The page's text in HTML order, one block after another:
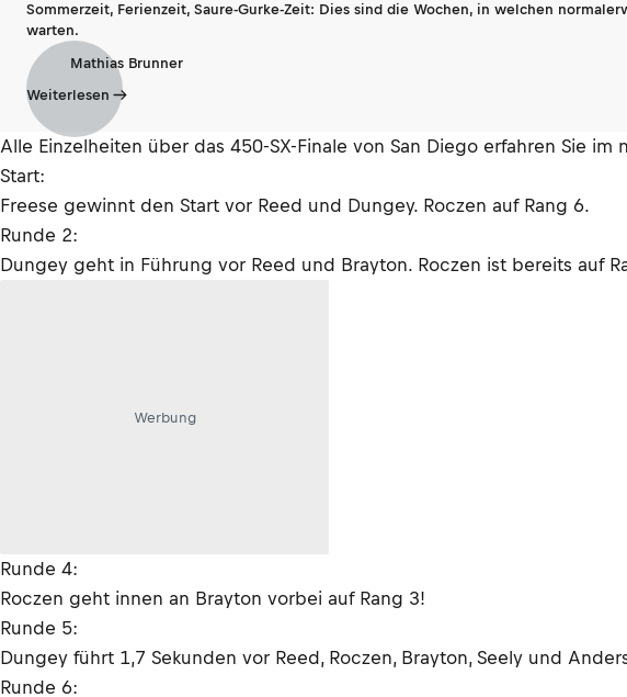
Sommerzeit, Ferienzeit, Saure-Gurke-Zeit: Dies sind die Wochen, in welchen
warten.
Mathias Brunner
Weiterlesen
Alle Einzelheiten über das 450-SX-Finale von San Diego erfahren Sie
Start:
Freese gewinnt den Start vor Reed und Dungey. Roczen auf Rang 6.
Runde 2:
Dungey geht in Führung vor Reed und Brayton. Roczen ist bereits auf
Werbung
Runde 4:
Roczen geht innen an Brayton vorbei auf Rang 3!
Runde 5:
Dungey führt 1,7 Sekunden vor Reed, Roczen, Brayton, Seely und
Runde 6: